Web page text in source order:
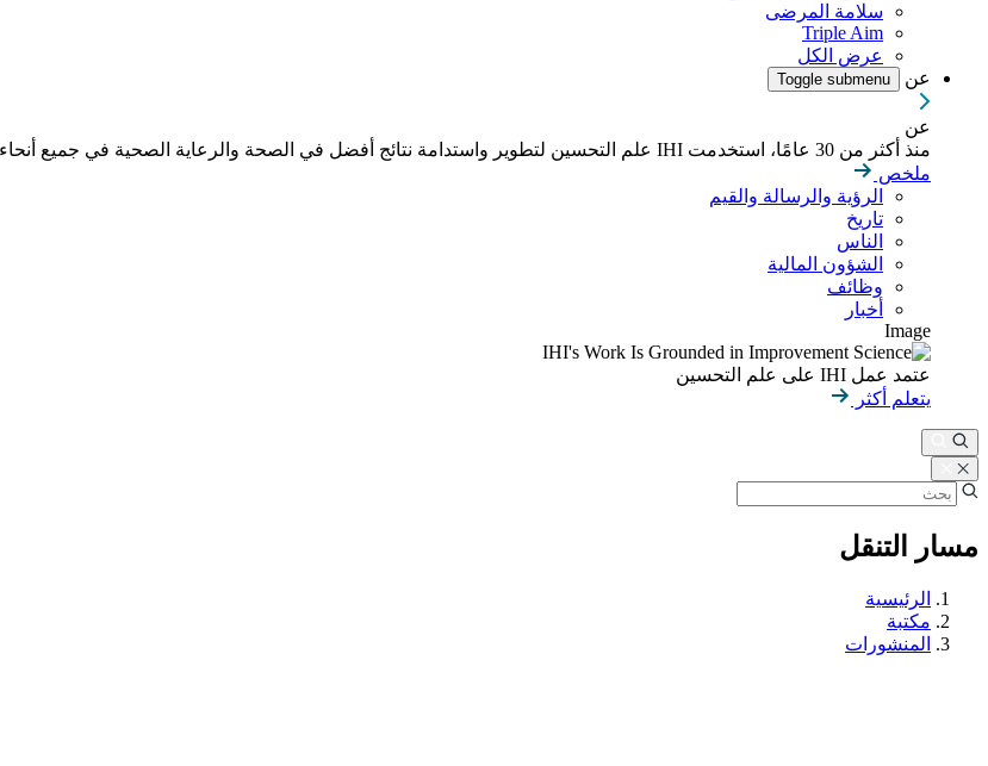
سلامة المرضى
Triple Aim
عرض الكل
عن
Toggle submenu
عن
منذ أكثر من 30 عامًا، استخدمت IHI علم التحسين لتطوير واستدامة نتائج أفضل في الصحة والرعاية الصحية في جميع أنحاء العالم.
ملخص
الرؤية والرسالة والقيم
تاريخ
الناس
الشؤون المالية
وظائف
أخبار
Image
عتمد عمل IHI على علم التحسين
يتعلم أكثر
مسار التنقل
الرئيسية
مكتبة
المنشورات